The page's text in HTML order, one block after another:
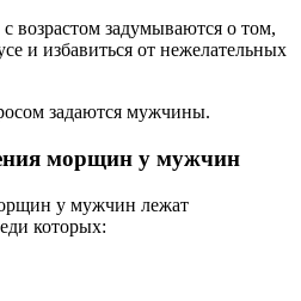
возрастом задумываются о том,
и избавиться от нежелательных
задаются мужчины.
морщин у мужчин
у мужчин лежат
которых: